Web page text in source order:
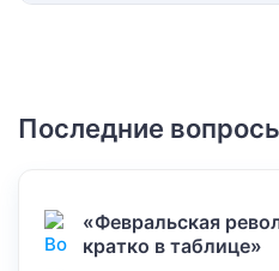
Последние
«Февральская
кратко в таблице»